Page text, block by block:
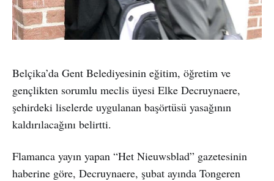
Belçika’da Gent Belediyesinin eğitim, öğretim ve
gençlikten sorumlu meclis üyesi Elke Decruynaere,
şehirdeki liselerde uygulanan başörtüsü yasağının
kaldırılacağını belirtti.
Flamanca yayın yapan “Het Nieuwsblad” gazetesinin
haberine göre, Decruynaere, şubat ayında Tongeren